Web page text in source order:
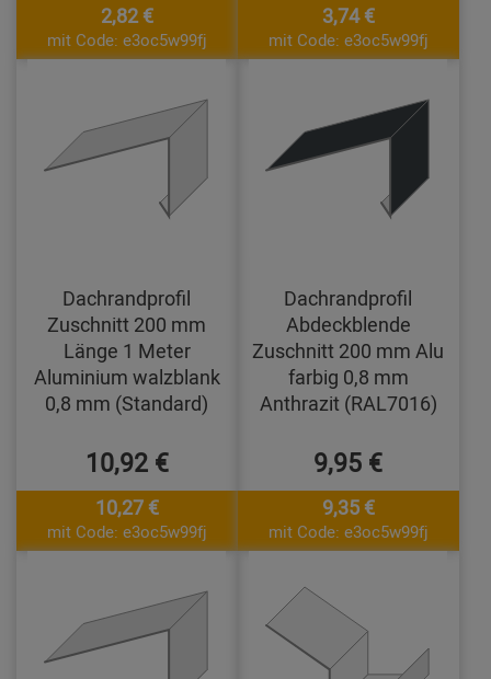
2,82 €
mit Code: e3oc5w99fj
3,74 €
mit Code: e3oc5w99fj
Dachrandprofil
Zuschnitt 200 mm
Länge 1 Meter
Aluminium walzblank
0,8 mm (Standard)
10,92 €
10,27 €
mit Code: e3oc5w99fj
Dachrandprofil
Abdeckblende
Zuschnitt 200 mm Alu
farbig 0,8 mm
Anthrazit (RAL7016)
9,95 €
9,35 €
mit Code: e3oc5w99fj